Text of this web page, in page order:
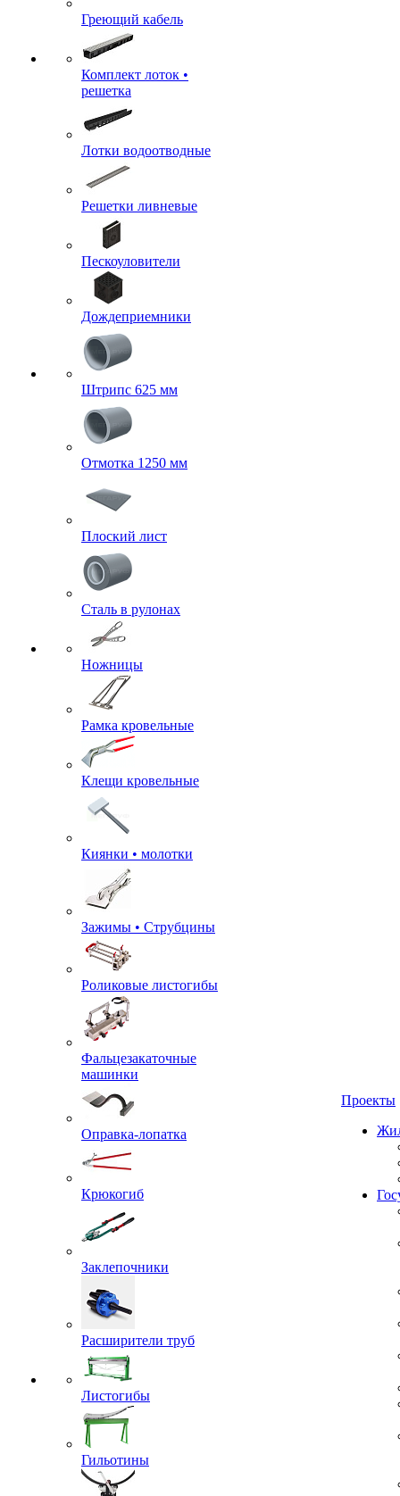
Греющий кабель
Комплект лоток •
решетка
Лотки водоотводные
Решетки ливневые
Пескоуловители
Дождеприемники
Штрипс 625 мм
Отмотка 1250 мм
Плоский лист
Сталь в рулонах
Ножницы
Рамка кровельные
Клещи кровельные
Киянки • молотки
Зажимы • Струбцины
Роликовые листогибы
Фальцезакаточные
машинки
Оправка-лопатка
Крюкогиб
Заклепочники
Расширители труб
Листогибы
Гильотины
Проекты